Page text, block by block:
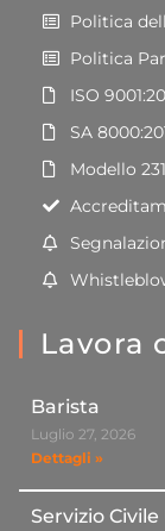
Politica
Politica
ISO
SA
Modello 231
Lavora
Barista
Luglio 27, 2026
Dettagli »
Servizio